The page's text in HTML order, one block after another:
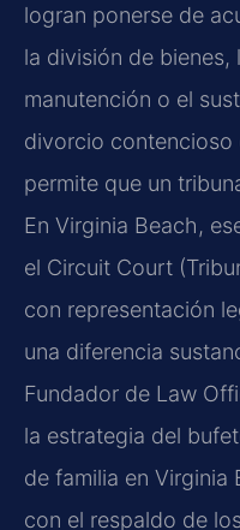
logran ponerse de
la división de
manutención o el
divorcio contencioso
permite que un
En Virginia Beach,
el Circuit Court
con representación
una diferencia
Fundador de Law
la estrategia del
de familia en
con el respaldo de